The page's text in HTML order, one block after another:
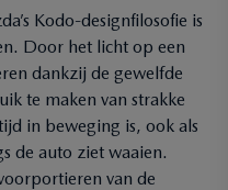
Kodo-designfilosofie is
Door het licht op een
dankzij de gewelfde
te maken van strakke
in beweging is, ook als
de auto ziet waaien.
van de